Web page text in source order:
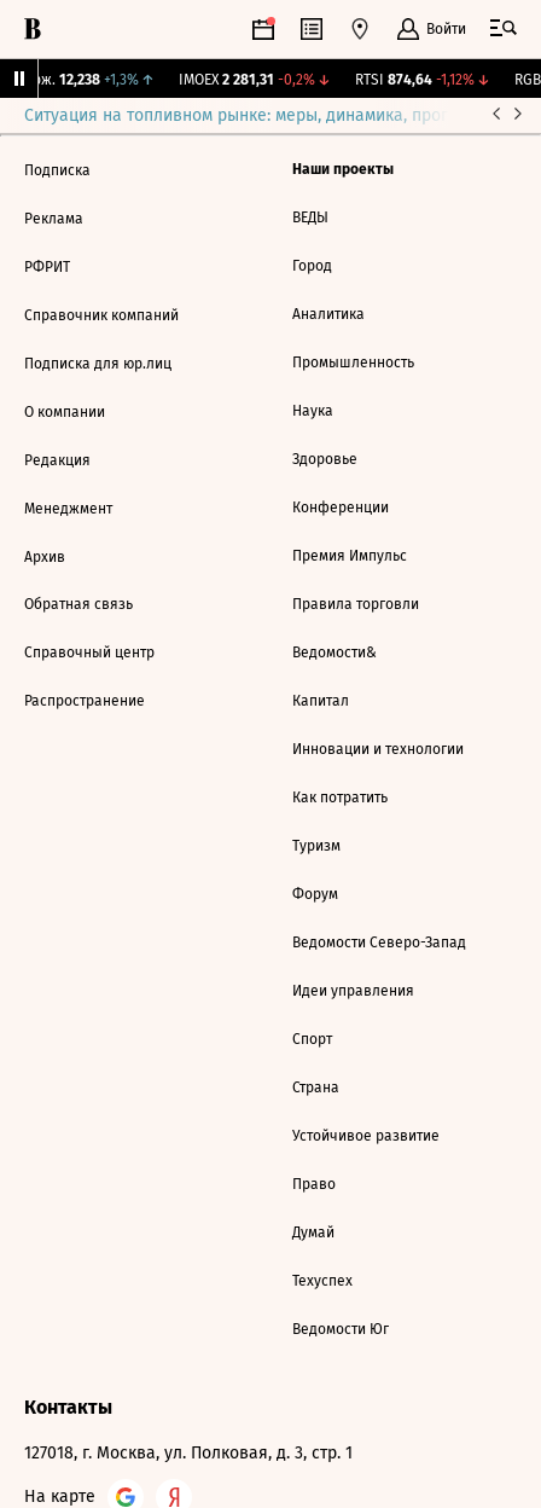
Войти
Бирж. 12,238 +1,3%↑ IMOEX 2 281,31 -0,2%↓ RTSI 874,64 -1,12%↓ RGBI
Ситуация на топливном рынке: меры, динамика, прогнозы
Подписка
Реклама
РФРИТ
Справочник компаний
Подписка для юр.лиц
О компании
Редакция
Менеджмент
Архив
Обратная связь
Справочный центр
Распространение
Наши проекты
ВЕДЫ
Город
Аналитика
Промышленность
Наука
Здоровье
Конференции
Премия Импульс
Правила торговли
Ведомости&
Капитал
Инновации и технологии
Как потратить
Туризм
Форум
Ведомости Северо-Запад
Идеи управления
Спорт
Страна
Устойчивое развитие
Право
Думай
Техуспех
Ведомости Юг
Контакты
127018, г. Москва, ул. Полковая, д. 3, стр. 1
На карте